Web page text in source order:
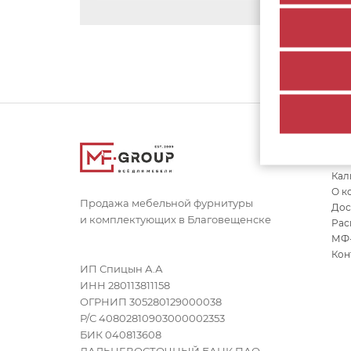
Продажа мебельной фурнитуры
и комплектующих в Благовещенске
ИП Спицын А.А
ИНН 280113811158
ОГРНИП 305280129000038
Р/С 40802810903000002353
БИК 040813608
О